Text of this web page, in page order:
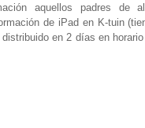
aquellos padres de
de iPad en K-tuin
en 2 días en